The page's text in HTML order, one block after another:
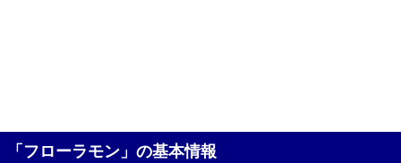
「フローラモン」の基本情報